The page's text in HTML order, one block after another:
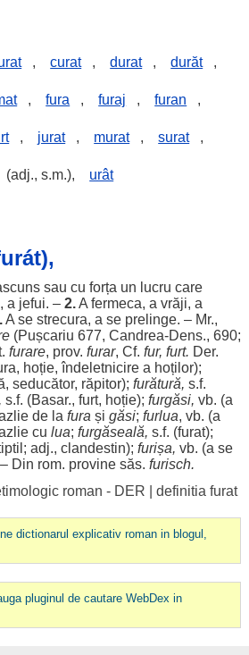
, curat , durat , durăt ,
, fura , furaj , furan ,
, jurat , murat , surat ,
(adj., s.m.), urât
sau cu forța un lucru care
, a jefui. – 2.A fermeca, a vrăji, a
A se strecura, a se prelinge. – Mr.,
(Pușcariu 677, Candrea-Dens., 690;
furare, prov. furar, Cf. fur, furt. Der.
, hoție, îndeletnicire a hoților);
, seducător, răpitor); furătură, s.f.
s.f. (Basar., furt, hoție); furgăsi, vb. (a
de la fura și găsi; furlua, vb. (a
cu lua; furgăseală, s.f. (furat);
; adj., clandestin); furișa, vb. (a se
Din rom. provine săs. furisch.
roman - DER
definitia furat
dictionarul explicativ roman in blogul,
pluginul de cautare WebDex in